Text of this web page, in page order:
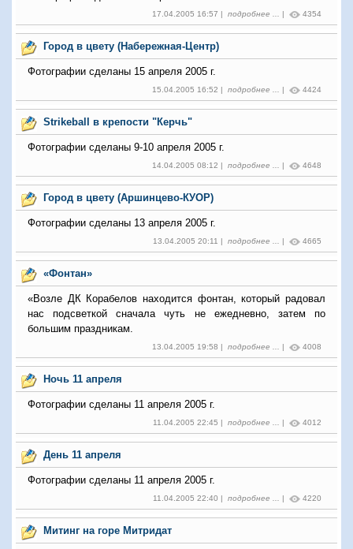
17.04.2005 16:57 | подробнее ... | 4354
Город в цвету (Набережная-Центр)
Фотографии сделаны 15 апреля 2005 г.
15.04.2005 16:52 | подробнее ... | 4424
Strikeball в крепости "Керчь"
Фотографии сделаны 9-10 апреля 2005 г.
14.04.2005 08:12 | подробнее ... | 4648
Город в цвету (Аршинцево-КУОР)
Фотографии сделаны 13 апреля 2005 г.
13.04.2005 20:11 | подробнее ... | 4665
«Фонтан»
«Возле ДК Корабелов находится фонтан, который радовал
нас подсветкой сначала чуть не ежедневно, затем по
большим праздникам.
13.04.2005 19:58 | подробнее ... | 4008
Ночь 11 апреля
Фотографии сделаны 11 апреля 2005 г.
11.04.2005 22:45 | подробнее ... | 4012
День 11 апреля
Фотографии сделаны 11 апреля 2005 г.
11.04.2005 22:40 | подробнее ... | 4220
Митинг на горе Митридат